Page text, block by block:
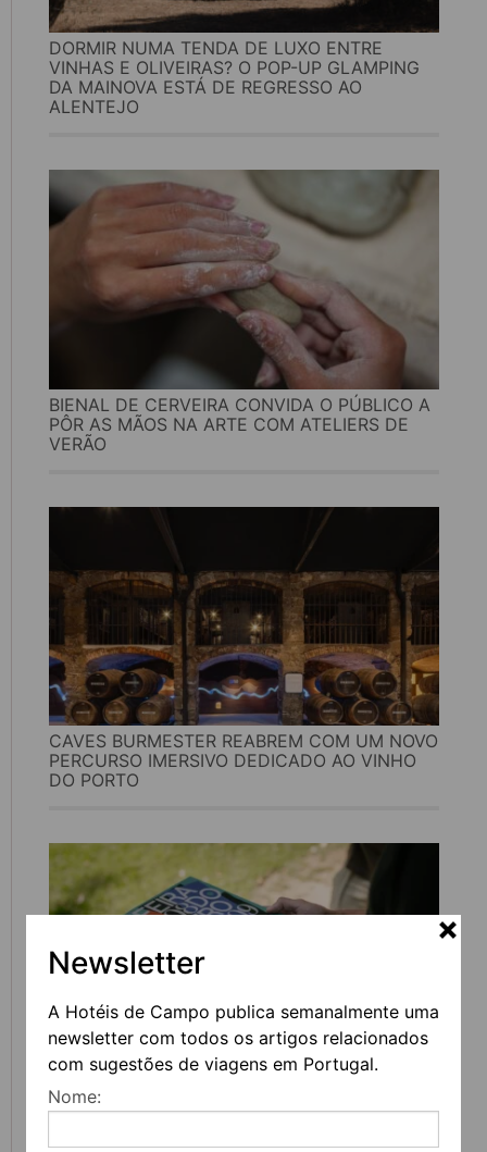
Newsletter
A Hotéis de Campo publica semanalmente uma
newsletter com todos os artigos relacionados
com sugestões de viagens em Portugal.
Nome:
DORMIR NUMA TENDA DE LUXO ENTRE
VINHAS E OLIVEIRAS? O POP-UP GLAMPING
DA MAINOVA ESTÁ DE REGRESSO AO
ALENTEJO
BIENAL DE CERVEIRA CONVIDA O PÚBLICO A
PÔR AS MÃOS NA ARTE COM ATELIERS DE
VERÃO
CAVES BURMESTER REABREM COM UM NOVO
PERCURSO IMERSIVO DEDICADO AO VINHO
DO PORTO
FEIRA DO LIVRO DO PORTO REGRESSA COM
MAIS DE 200 ATIVIDADES DEDICADAS À
LITERATURA, MÚSICA E PENSAMENTO